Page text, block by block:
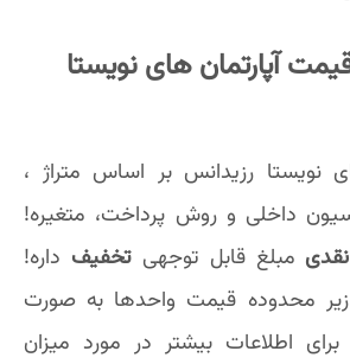
آپارتمان های نویستا
نویستا رزیدانس بر اساس متراژ ،
داخلی و روش پرداخت، متغیره!
مبلغ قابل توجهیتخفیف داره!
زیر محدوده قیمت واحدها به صورت
اطلاعات بیشتر در مورد میزان